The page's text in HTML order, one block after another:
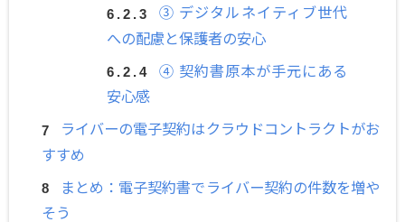
③ デジタルネイティブ世代
への配慮と保護者の安心
④ 契約書原本が手元にある
安心感
ライバーの電子契約はクラウドコントラクトがお
すすめ
まとめ：電子契約書でライバー契約の件数を増や
そう